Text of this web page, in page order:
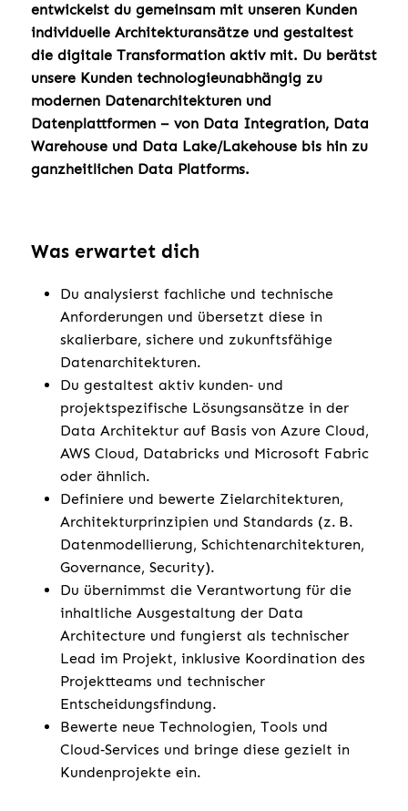
entwickelst du gemeinsam mit unseren Kunden
individuelle Architekturansätze und gestaltest
die digitale Transformation aktiv mit. Du berätst
unsere Kunden technologieunabhängig zu
modernen Datenarchitekturen und
Datenplattformen – von Data Integration, Data
Warehouse und Data Lake/Lakehouse bis hin zu
ganzheitlichen Data Platforms.
Was erwartet dich
Du analysierst fachliche und technische
Anforderungen und übersetzt diese in
skalierbare, sichere und zukunftsfähige
Datenarchitekturen.
Du gestaltest aktiv kunden‑ und
projektspezifische Lösungsansätze in der
Data Architektur auf Basis von Azure Cloud,
AWS Cloud, Databricks und Microsoft Fabric
oder ähnlich.
Definiere und bewerte Zielarchitekturen,
Architekturprinzipien und Standards (z. B.
Datenmodellierung, Schichtenarchitekturen,
Governance, Security).
Du übernimmst die Verantwortung für die
inhaltliche Ausgestaltung der Data
Architecture und fungierst als technischer
Lead im Projekt, inklusive Koordination des
Projektteams und technischer
Entscheidungsfindung.
Bewerte neue Technologien, Tools und
Cloud‑Services und bringe diese gezielt in
Kundenprojekte ein.